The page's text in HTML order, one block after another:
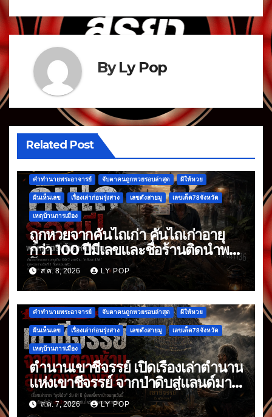
ByLy Pop
Related Post
คำทำนายพระอาจารย์ จับตาคนถูกหวยรอบล่าสุด ผีให้หวย
ฝันเห็นเลข เรื่องเล่าก่อนรุ่งสาง เลขดังสายมู เลขเด็ด78จังหวัด
เหตุบ้านการเมือง
ถูกหวยจากคันไถเก่า คันไถเก่าอายุ
กว่า 100 ปีมีเลขและชื่อร้านติดนำพา
โชค
ส.ค. 8, 2026 LY POP
คำทำนายพระอาจารย์ จับตาคนถูกหวยรอบล่าสุด ผีให้หวย
ฝันเห็นเลข เรื่องเล่าก่อนรุ่งสาง เลขดังสายมู เลขเด็ด78จังหวัด
เหตุบ้านการเมือง
ตำนานเขาชีจรรย์ เปิดเรื่องเล่าตำนาน
แห่งเขาชีจรรย์ จากป่าดิบสู่แลนด์มาร์
กดัง
ส.ค. 7, 2026 LY POP